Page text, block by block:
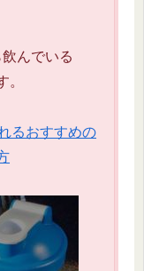
んでいる
。
るおすすめの